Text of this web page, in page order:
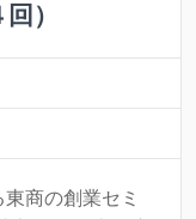
）
商の創業セミ